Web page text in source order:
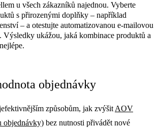
u všech zákazníků najednou. Vyberte
s přirozenými doplňky – například
– a otestujte automatizovanou e-mailovou
Výsledky ukážou, jaká kombinace produktů a
objednávky
způsobům, jak zvýšit AOV
objednávky) bez nutnosti přivádět nové